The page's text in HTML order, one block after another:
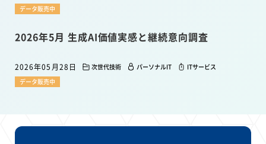
データ販売中
2026年5月 生成AI価値実感と継続意向調査
2026年05月28日 次世代技術 パーソナルIT
ITサービス
データ販売中